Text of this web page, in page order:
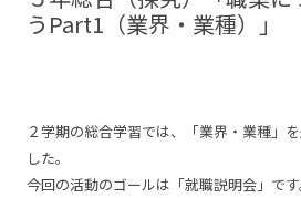
うPart1（業界・業種）」
２学期の総合学習では、「業界・業種」
した。
今回の活動のゴールは「就職説明会」で